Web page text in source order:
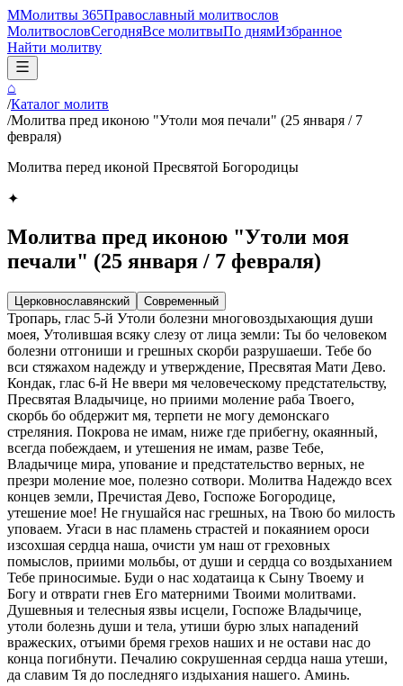
ММолитвы 365Православный молитвослов
МолитвословСегодняВсе молитвыПо днямИзбранное
Найти молитву
⌂
/Каталог молитв
/Молитва пред иконою "Утоли моя печали" (25 января / 7
февраля)
Молитва перед иконой Пресвятой Богородицы
✦
Молитва пред иконою "Утоли моя
печали" (25 января / 7 февраля)
Церковнославянский Современный
Тропарь, глас 5-й Утоли болезни многовоздыхающия души
моея, Утолившая всяку слезу от лица земли: Ты бо человеком
болезни отгониши и грешных скорби разрушаеши. Тебе бо
вси стяжахом надежду и утверждение, Пресвятая Мати Дево.
Кондак, глас 6-й Не ввери мя человеческому предстательству,
Пресвятая Владычице, но приими моление раба Твоего,
скорбь бо обдержит мя, терпети не могу демонскаго
стреляния. Покрова не имам, ниже где прибегну, окаянный,
всегда побеждаем, и утешения не имам, разве Тебе,
Владычице мира, упование и предстательство верных, не
презри моление мое, полезно сотвори. Молитва Надеждо всех
концев земли, Пречистая Дево, Госпоже Богородице,
утешение мое! Не гнушайся нас грешных, на Твою бо милость
уповаем. Угаси в нас пламень страстей и покаянием ороси
изсохшая сердца наша, очисти ум наш от греховных
помыслов, приими мольбы, от души и сердца со воздыханием
Тебе приносимые. Буди о нас ходатаица к Сыну Твоему и
Богу и отврати гнев Его матерними Твоими молитвами.
Душевныя и телесныя язвы исцели, Госпоже Владычице,
утоли болезнь души и тела, утиши бурю злых нападений
вражеских, отъими бремя грехов наших и не остави нас до
конца погибнути. Печалию сокрушенная сердца наша утеши,
да славим Тя до последняго издыхания нашего. Аминь.